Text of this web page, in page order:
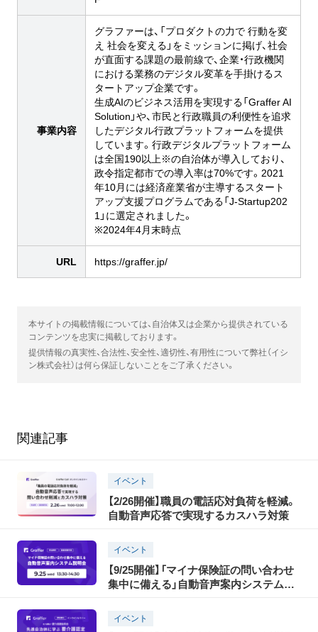
事業内容
グラファーは、「プロダクトの力で 行動を変
え 社会を変える」をミッションに掲げ、社会
が直面する課題の最前線で、企業・行政機関
における業務のデジタル変革を手掛けるス
タートアップ企業です。
生成AIのビジネス活用を実現する「Graffer AI
Solution」や、市民と行政職員の利便性を追求
したデジタル行政プラットフォームを提供
しています。行政デジタルプラットフォーム
は全国190以上※の自治体が導入しており、
政令指定都市での導入率は70%です。2021
年10月には経済産業省が主導するスタート
アップ支援プログラムである「J-Startup202
1」に選定されました。
※2024年4月末時点
URL https://graffer.jp/
本サイトの掲載情報については、自治体又は企業から提供されている
コンテンツを忠実に掲載しております。
提供情報の真実性、合法性、安全性、適切性、有用性について弊社（イシ
ン株式会社）は何ら保証しないことをご了承ください。
関連記事
イベント
【2/26開催】職員の電話応対負荷を軽減。
自動音声応答で実現するカスハラ対策
イベント
【9/25開催】「マイナ保険証の問い合わせ
集中に備える」自動音声案内システム説
イベント